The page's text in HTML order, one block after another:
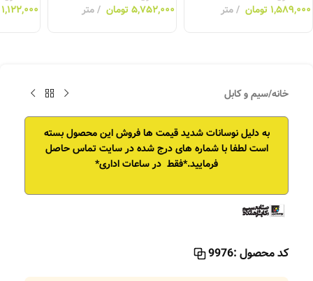
۱,۵۸۹,۰۰۰ تومان متر ۵,۷۵۲,۰۰۰تومان متر ۱,۱۲۲,۰۰۰
خانه/سیم و کابل
به دلیل نوسانات شدید قیمت ها فروش این محصول بسته
است لطفا با شماره های درج شده در سایت تماس حاصل
فرمایید.*فقط در ساعات اداری*
کد محصول :9976